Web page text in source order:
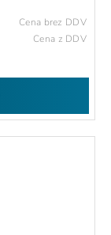
Cena brez DDV
Cena z DDV